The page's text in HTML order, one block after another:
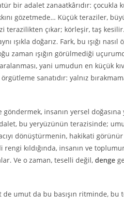
bir adalet zanaatkârıdır: çocukla
gözetmede… Küçük teraziler,
terazilikten çıkar; körleşir, taş
ışıkla doğarız. Fark, bu ışığı
zaman ışığın görülmediği
yani umudun en küçük
sanatıdır: yalnız
insanın yersel doğasına
bu yeryüzünün terazisinde;
dönüştürmenin, hakikati görünür
kıldığında, insanın ve
Ve o zaman, teselli değil, denge
umut da bu basışın ritminde, bu